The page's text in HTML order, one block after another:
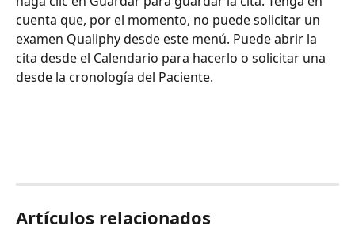
cuenta que, por el momento, no puede solicitar un
examen Qualiphy desde este menú. Puede abrir la
cita desde el Calendario para hacerlo o solicitar una
desde la cronología del Paciente.
Artículos relacionados